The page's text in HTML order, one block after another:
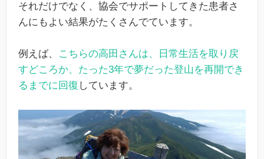
それだけでなく、協会でサポートしてきた患者さ
んにもよい結果がたくさんでています。
例えば、
こちらの高田さんは、日常生活を取り戻
すどころか、たった3年で夢だった登山を再開でき
るまでに回復 しています。